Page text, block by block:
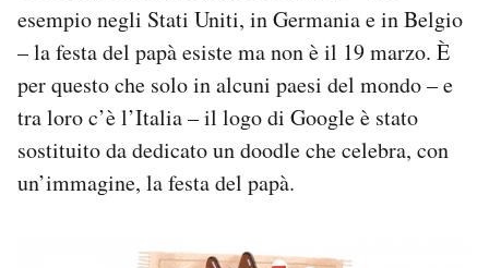
Notifiche mobile
Regala il Post
Hai bisogno di aiuto?
Esci
esempio negli Stati Uniti, in Germania e in Belgio
– la festa del papà esiste ma non è il 19 marzo. È
per questo che solo in alcuni paesi del mondo – e
tra loro c’è l’Italia – il logo di Google è stato
sostituito da dedicato un doodle che celebra, con
un’immagine, la festa del papà.